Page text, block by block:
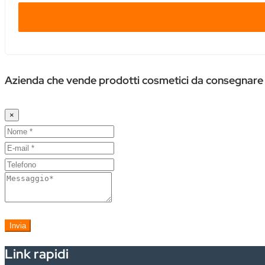
Azienda che vende prodotti cosmetici da consegnare
×
Invia
Link rapidi